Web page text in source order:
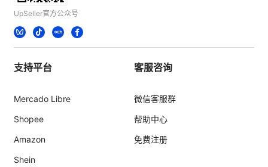
UpSeller官方公众号
支持平台
Mercado Libre
Shopee
Amazon
Shein
客服咨询
微信客服群
帮助中心
免费注册